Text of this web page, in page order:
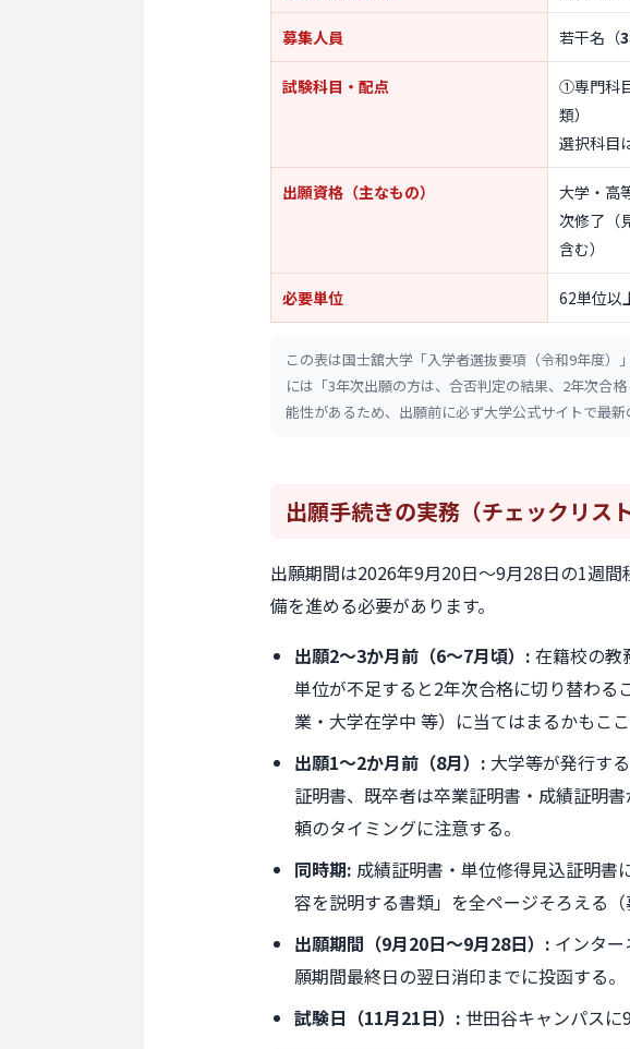
募集人員 若干名（
試験科目・配点
①専門科
類）
選択科目
出願資格 （主なもの）
大学・高
次修了（
含む）
必要単位 62単位以
この表は国士舘大学「入学者選抜要項（令和9年度
には「3年次出願の方は、合否判定の結果、2年次合
能性があるため、出願前に必ず大学公式サイトで最新
出願手続きの実務 （チェックリスト
出願期間は2026年9月20日〜9月28日の1週
備を進める必要があります。
出願2〜3か月前（6〜7月頃）: 在籍校の教
単位が不足すると2年次合格に切り替わる
業・大学在学中 等）に当てはまるかもここ
出願1〜2か月前（8月）: 大学等が発行す
証明書、既卒者は卒業証明書・成績証明
頼のタイミングに注意する。
同時期: 成績証明書・単位修得見込証明書
容を説明する書類」を全ページそろえる
出願期間（9月20日〜9月28日）: インタ
願期間最終日の翌日消印までに投函する。
試験日（11月21日）: 世田谷キャンパスに